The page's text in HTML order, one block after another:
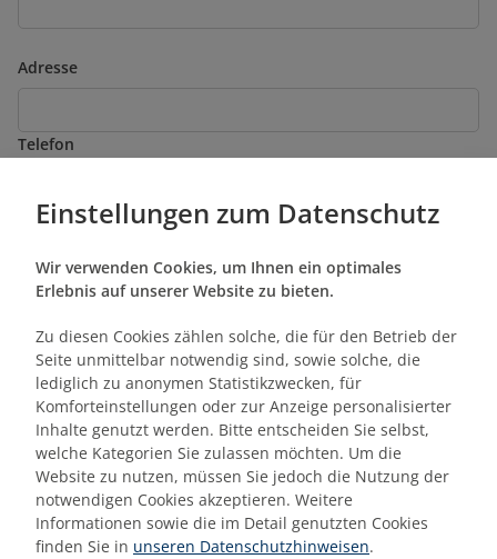
Adresse
Telefon
Zielgruppe (Vorwissen)
gewünschte Trainingszeiträume
Einstellungen zum Datenschutz
Wir verwenden Cookies, um Ihnen ein optimales
Erlebnis auf unserer Website zu bieten.
Zu diesen Cookies zählen solche, die für den Betrieb der
Seite unmittelbar notwendig sind, sowie solche, die
lediglich zu anonymen Statistikzwecken, für
Komforteinstellungen oder zur Anzeige personalisierter
Inhalte genutzt werden. Bitte entscheiden Sie selbst,
welche Kategorien Sie zulassen möchten. Um die
Website zu nutzen, müssen Sie jedoch die Nutzung der
notwendigen Cookies akzeptieren. Weitere
Informationen sowie die im Detail genutzten Cookies
finden Sie in unseren Datenschutzhinweisen.